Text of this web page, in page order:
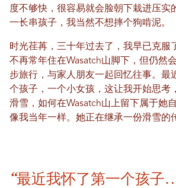
度不够快，很容易就会脸朝下栽进压实
一长串孩子，我当然不想摔个狗啃泥。
时光荏苒，三十年过去了，我早已克服
不再常年住在Wasatch山脚下，但仍然
步旅行，与家人朋友一起回忆往事。最
个孩子，一个小女孩，这让我开始思考
滑雪，如何在Wasatch山上留下属于她
像我当年一样。她正在继承一份滑雪的
“最近我怀了第一个孩